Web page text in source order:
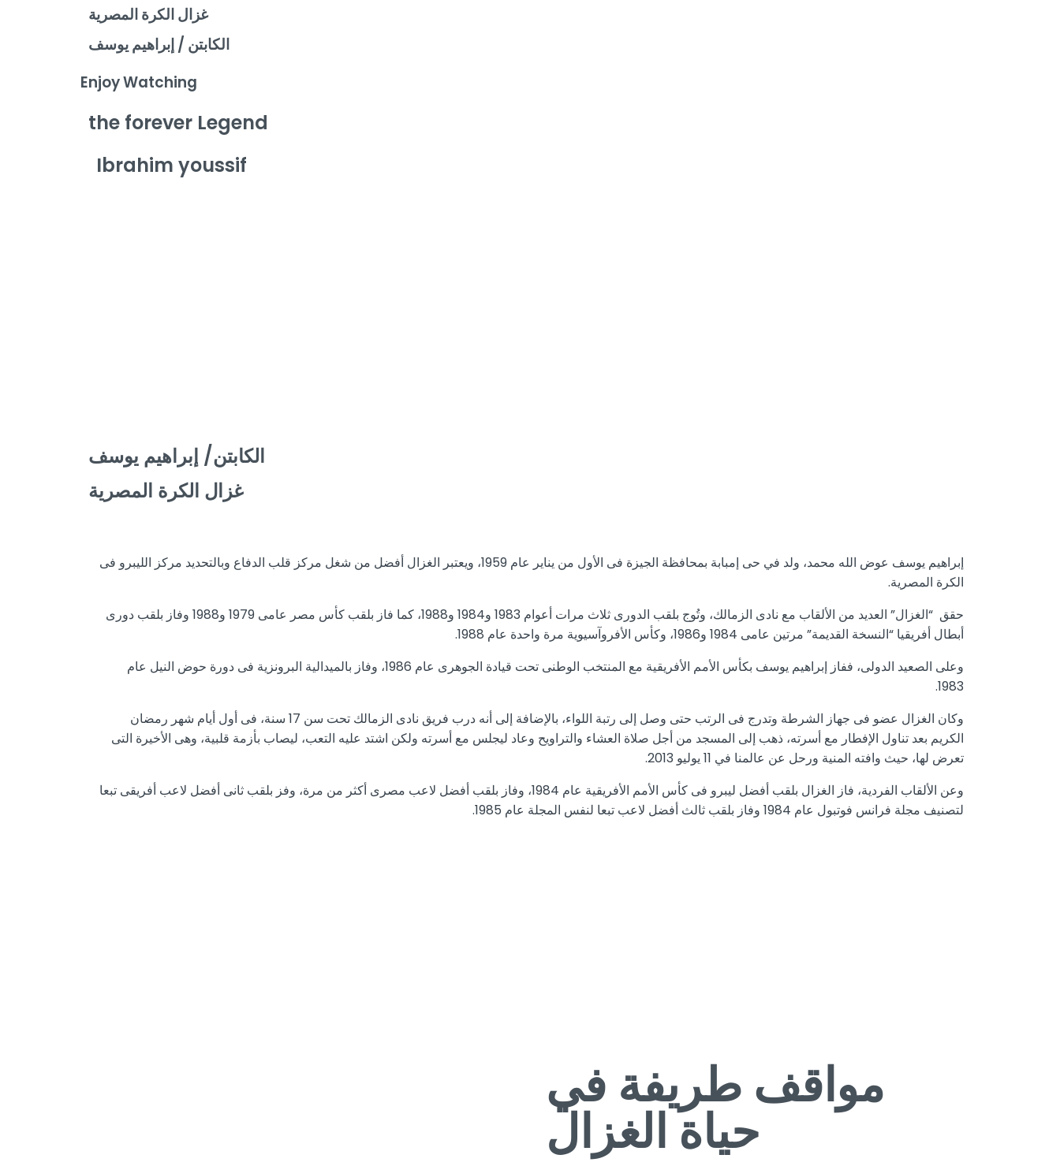
غزال الكرة المصرية
الكابتن / إبراهيم يوسف
Enjoy Watching
the forever Legend
Ibrahim youssif
الكابتن/ إبراهيم يوسف
غزال الكرة المصرية
إبراهيم يوسف عوض الله محمد، ولد في حى إمبابة بمحافظة الجيزة فى الأول من يناير عام 1959، ويعتبر الغزال أفضل من شغل مركز قلب الدفاع وبالتحديد مركز الليبرو فى
الكرة المصرية.
حقق “الغزال” العديد من الألقاب مع نادى الزمالك، وتُوج بلقب الدورى ثلاث مرات أعوام 1983 و1984 و1988، كما فاز بلقب كأس مصر عامى 1979 و1988 وفاز بلقب دورى
أبطال أفريقيا “النسخة القديمة” مرتين عامى 1984 و1986، وكأس الأفروآسيوية مرة واحدة عام 1988.
وعلى الصعيد الدولى، ففاز إبراهيم يوسف بكأس الأمم الأفريقية مع المنتخب الوطنى تحت قيادة الجوهرى عام 1986، وفاز بالميدالية البرونزية فى دورة حوض النيل عام
1983.
وكان الغزال عضو فى جهاز الشرطة وتدرج فى الرتب حتى وصل إلى رتبة اللواء، بالإضافة إلى أنه درب فريق نادى الزمالك تحت سن 17 سنة، فى أول أيام شهر رمضان
الكريم بعد تناول الإفطار مع أسرته، ذهب إلى المسجد من أجل صلاة العشاء والتراويح وعاد ليجلس مع أسرته ولكن اشتد عليه التعب، ليصاب بأزمة قلبية، وهى الأخيرة التى
تعرض لها، حيث وافته المنية ورحل عن عالمنا في 11 يوليو 2013.
وعن الألقاب الفردية، فاز الغزال بلقب أفضل ليبرو فى كأس الأمم الأفريقية عام 1984، وفاز بلقب أفضل لاعب مصرى أكثر من مرة، وفز بلقب ثانى أفضل لاعب أفريقى تبعا
لتصنيف مجلة فرانس فوتبول عام 1984 وفاز بلقب ثالث أفضل لاعب تبعا لنفس المجلة عام 1985.
مواقف طريفة في
حياة الغزال